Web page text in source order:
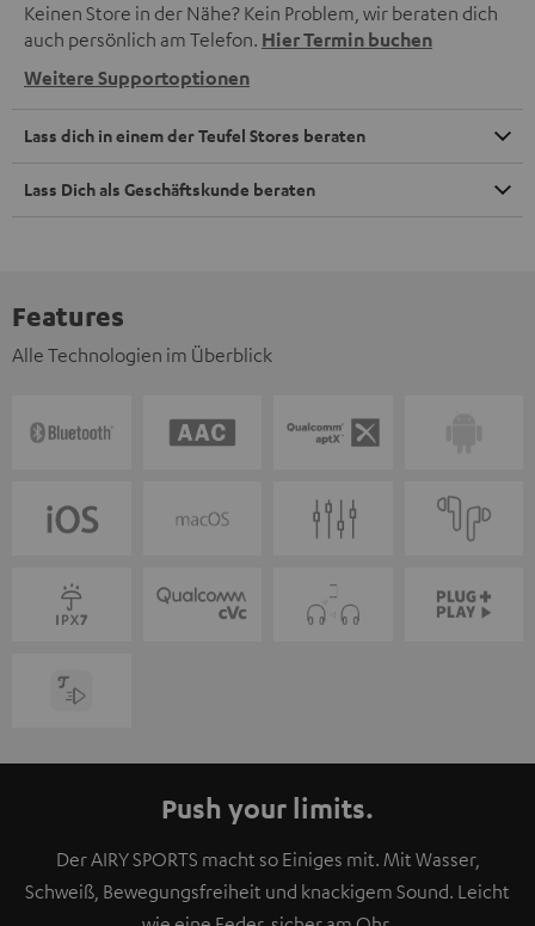
Keinen Store in der Nähe? Kein Problem, wir beraten dich
auch persönlich am Telefon. Hier Termin buchen
Weitere Supportoptionen
Lass dich in einem der Teufel Stores beraten
Lass Dich als Geschäftskunde beraten
Features
Alle Technologien im Überblick
Push your limits.
Der AIRY SPORTS macht so Einiges mit. Mit Wasser,
Schweiß, Bewegungsfreiheit und knackigem Sound. Leicht